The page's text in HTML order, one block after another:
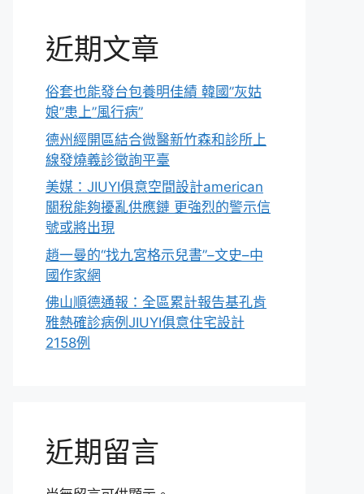
近期文章
俗套也能發台包養明佳績 韓國”灰姑
娘”患上”風行病”
德州經開區結合微醫新竹森和診所上
線發燒義診徵詢平臺
美媒：JIUYI俱意空間設計american
關稅能夠擾亂供應鏈 更強烈的警示信
號或將出現
趙一曼的“找九宮格示兒書”–文史–中
國作家網
佛山順德通報：全區累計報告基孔肯
雅熱確診病例JIUYI俱意住宅設計
2158例
近期留言